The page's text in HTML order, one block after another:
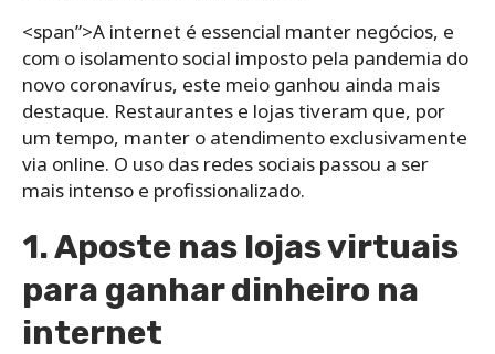
<span”>A internet é essencial manter negócios, e
com o isolamento social imposto pela pandemia do
novo coronavírus, este meio ganhou ainda mais
destaque. Restaurantes e lojas tiveram que, por
um tempo, manter o atendimento exclusivamente
via online. O uso das redes sociais passou a ser
mais intenso e profissionalizado.
1. Aposte nas lojas virtuais
para ganhar dinheiro na
internet